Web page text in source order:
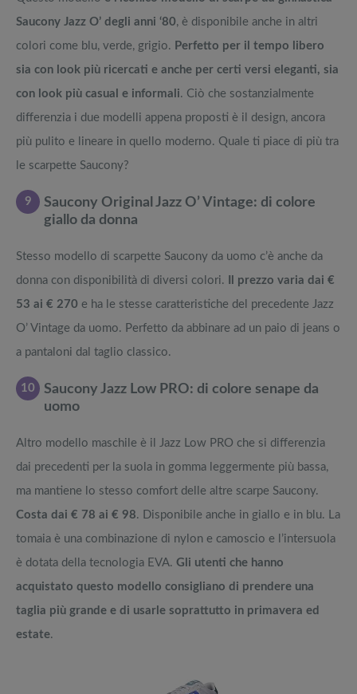
Saucony Jazz O’ degli anni ‘80, è disponibile anche in altri
colori come blu, verde, grigio. Perfetto per il tempo libero
sia con look più ricercati e anche per certi versi eleganti, sia
con look più casual e informali. Ciò che sostanzialmente
differenzia i due modelli appena proposti è il design, ancora
più pulito e lineare in quello moderno. Quale ti piace di più tra
le scarpette Saucony?
9
Saucony Original Jazz O’ Vintage: di colore
giallo da donna
Stesso modello di scarpette Saucony da uomo c’è anche da
donna con disponibilità di diversi colori.
Il prezzo varia dai €
53 ai € 270 e ha le stesse caratteristiche del precedente Jazz
O’ Vintage da uomo. Perfetto da abbinare ad un paio di jeans o
a pantaloni dal taglio classico.
10
Saucony Jazz Low PRO: di colore senape da
uomo
Altro modello maschile è il Jazz Low PRO che si differenzia
dai precedenti per la suola in gomma leggermente più bassa,
ma mantiene lo stesso comfort delle altre scarpe Saucony.
Costa dai € 78 ai € 98. Disponibile anche in giallo e in blu. La
tomaia è una combinazione di nylon e camoscio e l’intersuola
è dotata della tecnologia EVA. Gli utenti che hanno
acquistato questo modello consigliano di prendere una
taglia più grande e di usarle soprattutto in primavera ed
estate.